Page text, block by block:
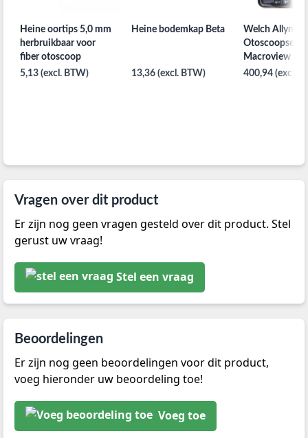
Heine oortips 5,0 mm
herbruikbaar voor
fiber otoscoop
5,13 (excl. BTW)
Heine bodemkap Beta
13,36 (excl. BTW)
Welch Allyn
Otoscoopset
Macroview
Keellamp met
400,94 (excl.
Vragen over dit product
Er zijn nog geen vragen gesteld over dit product. Stel
gerust uw vraag!
Stel een vraag
Beoordelingen
Er zijn nog geen beoordelingen voor dit product,
voeg hieronder uw beoordeling toe!
Voeg toe